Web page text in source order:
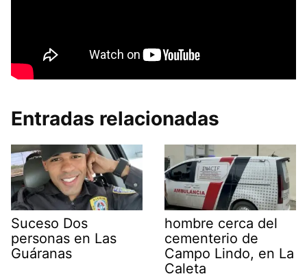
Entradas relacionadas
Suceso Dos
personas en Las
Guáranas
hombre cerca del
cementerio de
Campo Lindo, en La
Caleta